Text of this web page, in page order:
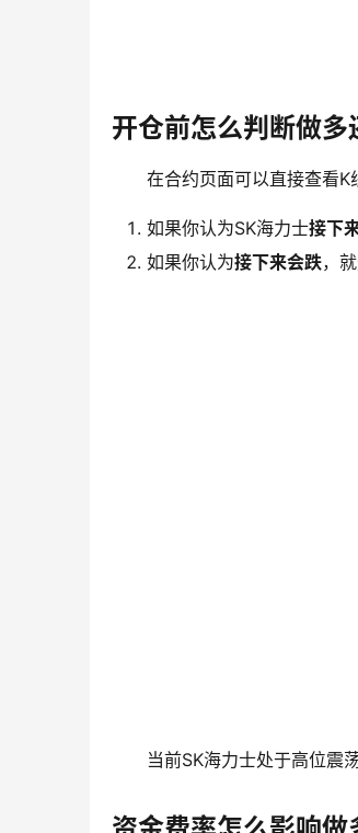
开仓前怎么判断做多
在合约页面可以直接查看K
如果你认为SK海力士接下
如果你认为接下来会跌，
当前SK海力士处于高位震